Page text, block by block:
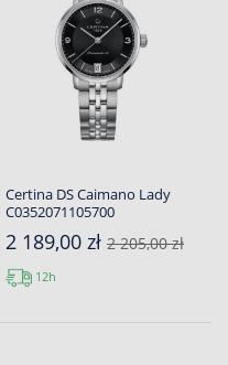
Certina DS Caimano Lady
C0352071105700
2 189,00 zł 2 205,00 zł
12h